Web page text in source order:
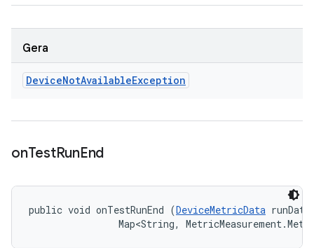
Gera
DeviceNotAvailableException
onTestRunEnd
public void onTestRunEnd (DeviceMetricData
Map<String,